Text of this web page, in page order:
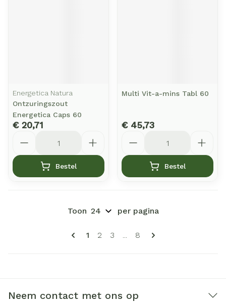
Energetica Natura
Ontzuringszout
Energetica Caps 60
€ 20,71
Bestel
Multi Vit-a-mins Tabl 60
€ 45,73
Bestel
Pagina's
U lees momenteel pagina
1 Pagina
2 Pagina
3 ... Pagina
8
Toon per pagina
Neem contact met ons op